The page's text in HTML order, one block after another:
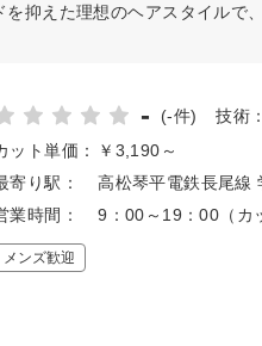
を抑えた理想のヘアスタイルで
- (-件) 技術
ット単価：
￥3,190～
寄り駅：
高松琴平電鉄長尾線
業時間：
9：00～19：00（カ
メンズ歓迎